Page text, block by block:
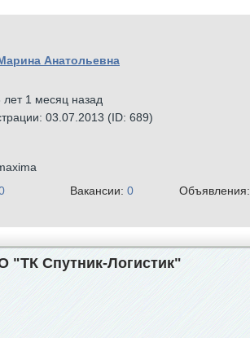
Анатольевна
1 месяц назад
03.07.2013 (ID: 689)
Вакансии: 0 Объявления:
"ТК Спутник-Логистик"